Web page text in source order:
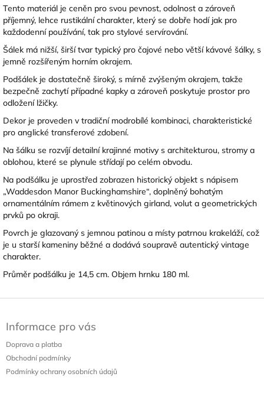
Tento materiál je ceněn pro svou pevnost, odolnost a zároveň
příjemný, lehce rustikální charakter, který se dobře hodí jak pro
každodenní používání, tak pro stylové servírování.
Šálek má nižší, širší tvar typický pro čajové nebo větší kávové šálky, s
jemně rozšířeným horním okrajem.
Podšálek je dostatečně široký, s mírně zvýšeným okrajem, takže
bezpečně zachytí případné kapky a zároveň poskytuje prostor pro
odložení lžičky.
Dekor je proveden v tradiční modrobílé kombinaci, charakteristické
pro anglické transferové zdobení.
Na šálku se rozvíjí detailní krajinné motivy s architekturou, stromy a
oblohou, které se plynule střídají po celém obvodu.
Na podšálku je uprostřed zobrazen historický objekt s nápisem
„Waddesdon Manor Buckinghamshire“, doplněný bohatým
ornamentálním rámem z květinových girland, volut a geometrických
prvků po okraji.
Povrch je glazovaný s jemnou patinou a místy patrnou krakeláží, což
je u starší kameniny běžné a dodává soupravě autentický vintage
charakter.
Průměr podšálku je 14,5 cm. Objem hrnku 180 ml.
Informace pro vás
Doprava a platba
Obchodní podmínky
Podmínky ochrany osobních údajů